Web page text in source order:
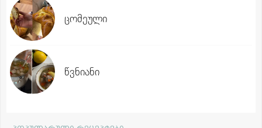
ცომეული
წვნიანი